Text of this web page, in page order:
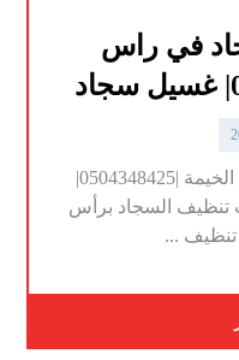
في راس
شركة تنظيف سجاد في راس الخيمة |0504348425|
السجاد برأس